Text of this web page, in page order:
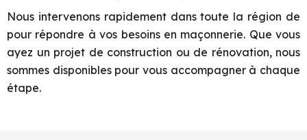
Nous intervenons rapidement dans toute la région de
pour répondre à vos besoins en maçonnerie. Que vous
ayez un projet de construction ou de rénovation, nous
sommes disponibles pour vous accompagner à chaque
étape.